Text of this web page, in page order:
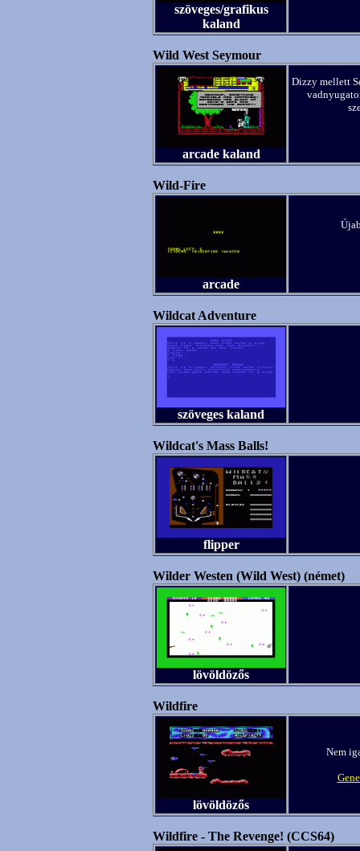
szöveges/grafikus
kaland
Wild West Seymour
arcade kaland
Dizzy mellett
Wild-Fire
arcade
Wildcat Adventure
szöveges kaland
Wildcat's Mass Balls!
flipper
Wilder Westen (Wild West) (német)
lövöldözős
Wildfire
lövöldözős
Nem
Wildfire - The Revenge! (CCS64)